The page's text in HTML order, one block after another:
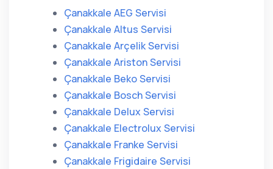
Çanakkale AEG Servisi
Çanakkale Altus Servisi
Çanakkale Arçelik Servisi
Çanakkale Ariston Servisi
Çanakkale Beko Servisi
Çanakkale Bosch Servisi
Çanakkale Delux Servisi
Çanakkale Electrolux Servisi
Çanakkale Franke Servisi
Çanakkale Frigidaire Servisi